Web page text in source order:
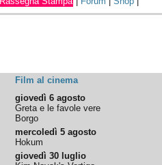
Film al cinema
giovedì 6 agosto
Greta e le favole vere
Borgo
mercoledì 5 agosto
Hokum
giovedì 30 luglio